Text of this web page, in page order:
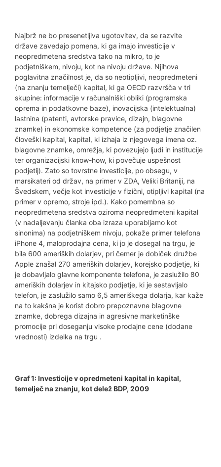
Najbrž ne bo presenetljiva ugotovitev, da se razvite
države zavedajo pomena, ki ga imajo investicije v
neopredmetena sredstva tako na mikro, to je
podjetniškem, nivoju, kot na nivoju države. Njihova
poglavitna značilnost je, da so neotipljivi, neopredmeteni
(na znanju temelječi) kapital, ki ga OECD razvršča v tri
skupine: informacije v računalniški obliki (programska
oprema in podatkovne baze), inovacijska (intelektualna)
lastnina (patenti, avtorske pravice, dizajn, blagovne
znamke) in ekonomske kompetence (za podjetje značilen
človeški kapital, kapital, ki izhaja iz njegovega imena oz.
blagovne znamke, omrežja, ki povezujejo ljudi in institucije
ter organizacijski know-how, ki povečuje uspešnost
podjetij). Zato so tovrstne investicije, po obsegu, v
marsikateri od držav, na primer v ZDA, Veliki Britaniji, na
Švedskem, večje kot investicije v fizični, otipljivi kapital (na
primer v opremo, stroje ipd.). Kako pomembna so
neopredmetena sredstva oziroma neopredmeteni kapital
(v nadaljevanju članka oba izraza uporabljamo kot
sinonima) na podjetniškem nivoju, pokaže primer telefona
iPhone 4, maloprodajna cena, ki jo je dosegal na trgu, je
bila 600 ameriških dolarjev, pri čemer je dobiček družbe
Apple znašal 270 ameriških dolarjev, korejsko podjetje, ki
je dobavljalo glavne komponente telefona, je zaslužilo 80
ameriških dolarjev in kitajsko podjetje, ki je sestavljalo
telefon, je zaslužilo samo 6,5 ameriškega dolarja, kar kaže
na to kakšna je korist dobro prepoznavne blagovne
znamke, dobrega dizajna in agresivne marketinške
promocije pri doseganju visoke prodajne cene (dodane
vrednosti) izdelka na trgu .
Graf 1: Investicije v opredmeteni kapital in kapital,
temelječ na znanju, kot delež BDP, 2009